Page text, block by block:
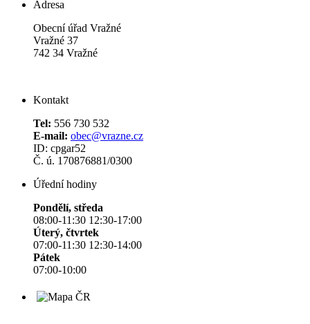
Adresa
Obecní úřad Vražné
Vražné 37
742 34 Vražné
Kontakt
Tel: 556 730 532
E-mail: obec@vrazne.cz
ID: cpgar52
Č. ú. 170876881/0300
Úřední hodiny
Pondělí, středa
08:00-11:30 12:30-17:00
Úterý, čtvrtek
07:00-11:30 12:30-14:00
Pátek
07:00-10:00